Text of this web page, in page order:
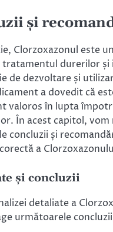
și
Clorzoxazonul este
tratamentul durerilor
de dezvoltare și
a dovedit că
valoros în lupta
În acest capitol, vom
concluzii și
a
și concluzii
detaliate a
următoarele